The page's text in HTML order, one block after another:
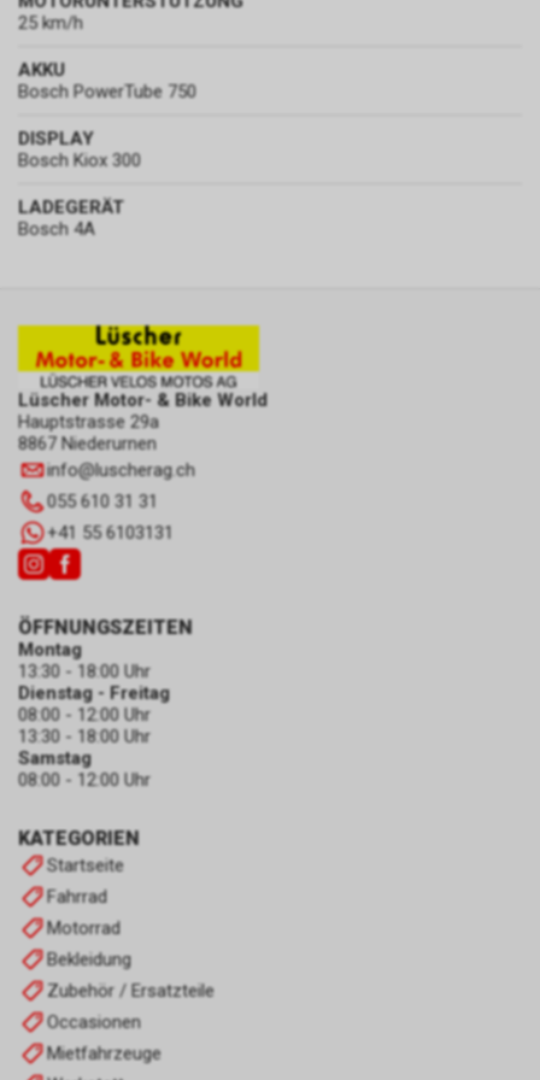
25 km/h
AKKU
Bosch PowerTube 750
DISPLAY
Bosch Kiox 300
LADEGERÄT
Bosch 4A
Lüscher Motor- & Bike World
Hauptstrasse 29a
8867 Niederurnen
info@luscherag.ch
055 610 31 31
+41 55 6103131
KATEGORIEN
Startseite
Fahrrad
Motorrad
Bekleidung
Zubehör / Ersatzteile
Occasionen
Mietfahrzeuge
ÖFFNUNGSZEITEN
Montag
13:30 - 18:00 Uhr
Dienstag - Freitag
08:00 - 12:00 Uhr
13:30 - 18:00 Uhr
Samstag
08:00 - 12:00 Uhr